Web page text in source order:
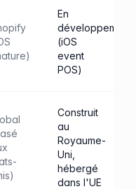
En
développement
(iOS
event
POS)
Construit
au
Royaume-
Uni,
hébergé
dans l'UE